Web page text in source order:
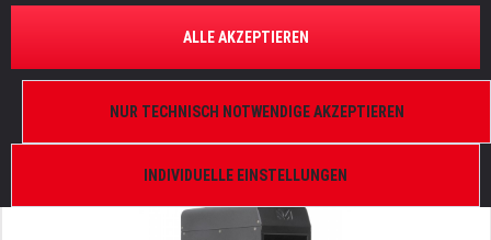
MAGMATIC Magma Prime
INDIVIDUELLE EINSTELLUNGEN
NUR TECHNISCH NOTWENDIGE AKZEPTIEREN
ALLE AKZEPTIEREN